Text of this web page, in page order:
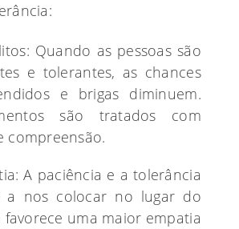
Quando as pessoas são
e tolerantes, as chances
e brigas diminuem.
são tratados com
compreensão.
A paciência e a tolerância
a nos colocar no lugar do
uma maior empatia